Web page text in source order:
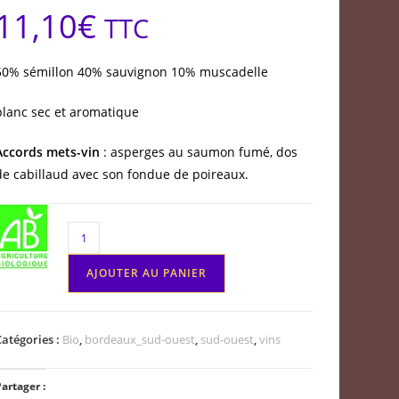
€ TTC
sémillon 40% sauvignon 10% muscadelle
sec et aromatique
mets-vin : asperges au saumon fumé, dos
cabillaud avec son fondue de poireaux.
quantité
de
Bergerac
blanc
Cuvée
AJOUTER AU PANIER
: Bio, bordeaux_sud-ouest, sud-ouest,vins
: